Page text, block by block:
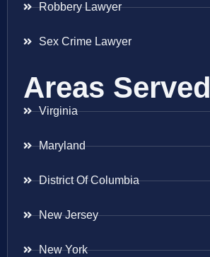
Robbery Lawyer
Sex Crime Lawyer
Areas Served
Virginia
Maryland
District Of Columbia
New Jersey
New York